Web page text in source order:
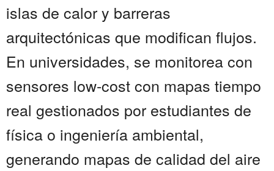
islas de calor y barreras
arquitectónicas que modifican flujos.
En universidades, se monitorea con
sensores low-cost con mapas tiempo
real gestionados por estudiantes de
física o ingeniería ambiental,
generando mapas de calidad del aire